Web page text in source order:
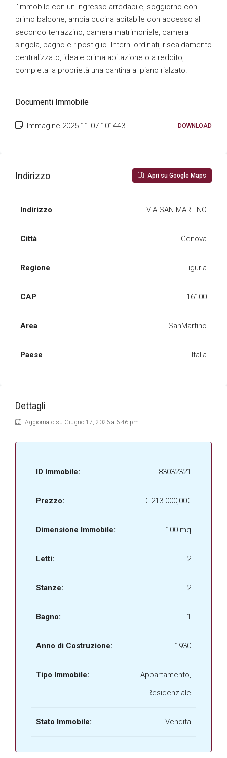
l’immobile con un ingresso arredabile, soggiorno con
primo balcone, ampia cucina abitabile con accesso al
secondo terrazzino, camera matrimoniale, camera
singola, bagno e ripostiglio. Interni ordinati, riscaldamento
centralizzato, ideale prima abitazione o a reddito,
completa la proprietà una cantina al piano rialzato.
Documenti Immobile
Immagine 2025-11-07 101443 DOWNLOAD
Indirizzo Apri su Google Maps
Indirizzo VIA SAN MARTINO
Città Genova
Regione Liguria
CAP 16100
Area SanMartino
Paese Italia
Dettagli
Aggiornato su Giugno 17, 2026 a 6:46 pm
ID Immobile: 83032321
Prezzo: € 213.000,00€
Dimensione Immobile: 100 mq
Letti: 2
Stanze: 2
Bagno: 1
Anno di Costruzione: 1930
Tipo Immobile:
Appartamento,
Residenziale
Stato Immobile: Vendita